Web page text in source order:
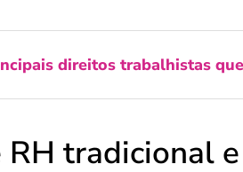
direitos trabalhistas
tradicional